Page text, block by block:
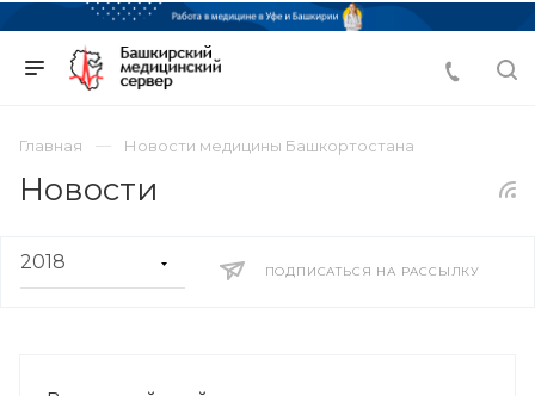
Главная Новости медицины Башкортостана
Новости
ПОДПИСАТЬСЯ НА РАССЫЛКУ